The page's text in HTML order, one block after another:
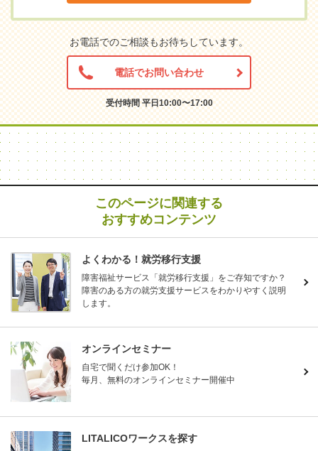
お電話でのご相談もお待ちしています。
電話でお問い合わせ
受付時間 平日10:00〜17:00
このページに関連する
おすすめコンテンツ
よくわかる！就労移行支援
障害福祉サービス「就労移行支援」をご存知ですか？
障害のある方の就労支援サービスをわかりやすく説明
します。
オンラインセミナー
自宅で聞くだけ参加OK！
毎月、無料のオンラインセミナー開催中
LITALICOワークスを探す